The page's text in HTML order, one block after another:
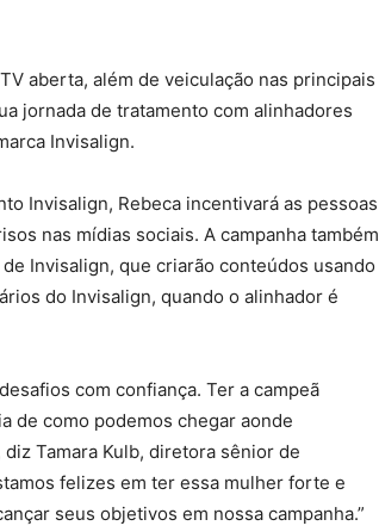
aberta, além de veiculação nas principais
jornada de tratamento com alinhadores
Invisalign.
Invisalign, Rebeca incentivará as pessoas
nas mídias sociais. A campanha também
Invisalign, que criarão conteúdos usando
do Invisalign, quando o alinhador é
com confiança. Ter a campeã
de como podemos chegar aonde
Tamara Kulb, diretora sênior de
felizes em ter essa mulher forte e
seus objetivos em nossa campanha.”